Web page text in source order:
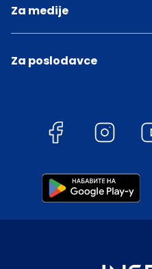
Za medije
Za poslodavce